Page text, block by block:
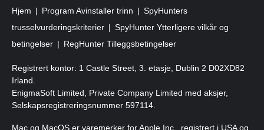
Hjem Program Avinstaller trinn
SpyHunters
trusselvurderingskriterier
SpyHunter Ytterligere vilkår og
betingelser
RegHunter Tilleggsbetingelser
Registrert kontor: 1 Castle Street, 3. etasje, Dublin 2 D02XD82
Irland.
EnigmaSoft Limited, Private Company Limited med aksjer,
Selskapsregistreringsnummer 597114.
Mac og MacOS er varemerker for Apple Inc., registrert i USA og